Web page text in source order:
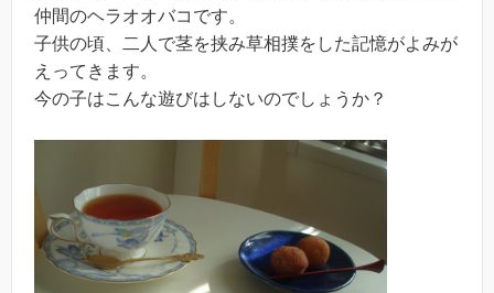
仲間のヘラオオバコです。
子供の頃、二人で茎を挟み草相撲をした記憶がよみが
えってきます。
今の子はこんな遊びはしないのでしょうか？